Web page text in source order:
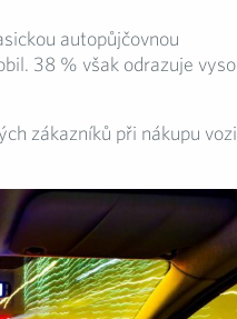
autopůjčovnou
38 % však odrazuje
zákazníků při nákupu